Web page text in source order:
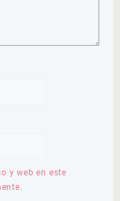
y web en este